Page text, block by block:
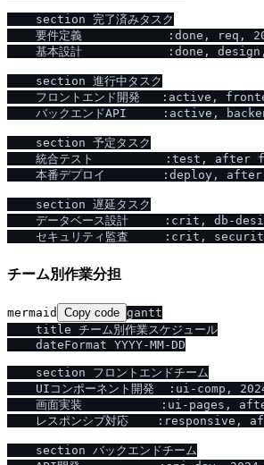
    section 完了済みタスク
要件定義            :done, req,
基本設計            :done,
    section 進行中タスク
フロントエンド開発   :active,
バックエンドAPI     :active,
    section 予定タスク
統合テスト          :test, after
本番デプロイ        :deploy,
    section 遅延タスク
データベース設計     :crit, db-
チーム別作業分担
mermaid Copy code gantt
    title チーム別作業スケジュール
    dateFormat YYYY-MM-DD
    section フロントエンドチーム
UIコンポーネント開発  :ui-comp,
画面実装           :ui-pages,
レスポンシブ対応    :responsive,
    section バックエンドチーム